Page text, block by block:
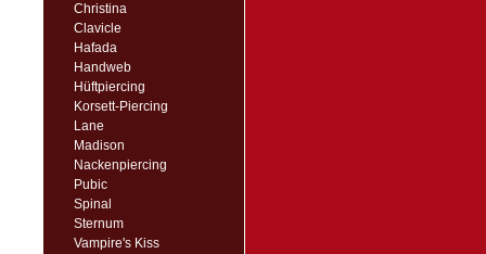
Christina
Clavicle
Hafada
Handweb
Hüftpiercing
Korsett-Piercing
Lane
Madison
Nackenpiercing
Pubic
Spinal
Sternum
Vampire's Kiss